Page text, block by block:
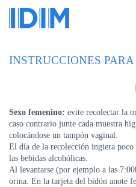
INSTRUCCIONES
PARA
PACIENTES
COBERTURAS
MÉDICAS
INSTRUCCIONES
Sexo femenino: evite recolectar la
caso contrario junte cada muestra
colocándose un tampón vaginal.
El día de la recolección ingiera
las bebidas alcohólicas.
Al levantarse (por ejemplo a las
orina. En la tarjeta del bidón anote